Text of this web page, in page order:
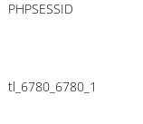
PHPSESSID
tl_6780_6780_1